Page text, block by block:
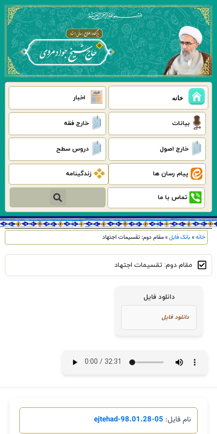
پرش
محتوا
خانه اخبار
بیانات خارج فقه
خارج اصول دروس سطح
پیام رسان ها زندگینامه
تماس با ما جستجو
خانه» بانک فایل»مقام دوم: تقسیمات اجتهاد
مقام دوم: تقسیمات اجتهاد
دانلود فایل
نام فایل: 05-98.01.28-ejtehad